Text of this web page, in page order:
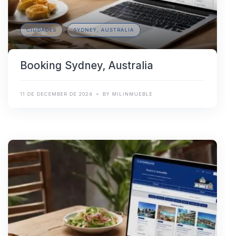
CIUDADES SYDNEY, AUSTRALIA
Booking Sydney, Australia
11 DE DECEMBER DE 2024 BY MILINMUEBLE